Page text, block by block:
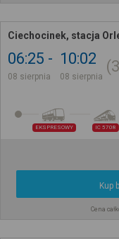
Ciechocinek, stacja
06:25
08 sierpnia
10:02
08 sierpnia
EKSPRESOWY IC 5708
Kup
Cena